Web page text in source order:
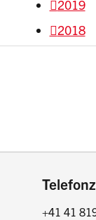
2019
2018
+41 41